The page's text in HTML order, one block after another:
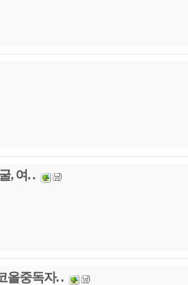
, 여. .
올중독자. .